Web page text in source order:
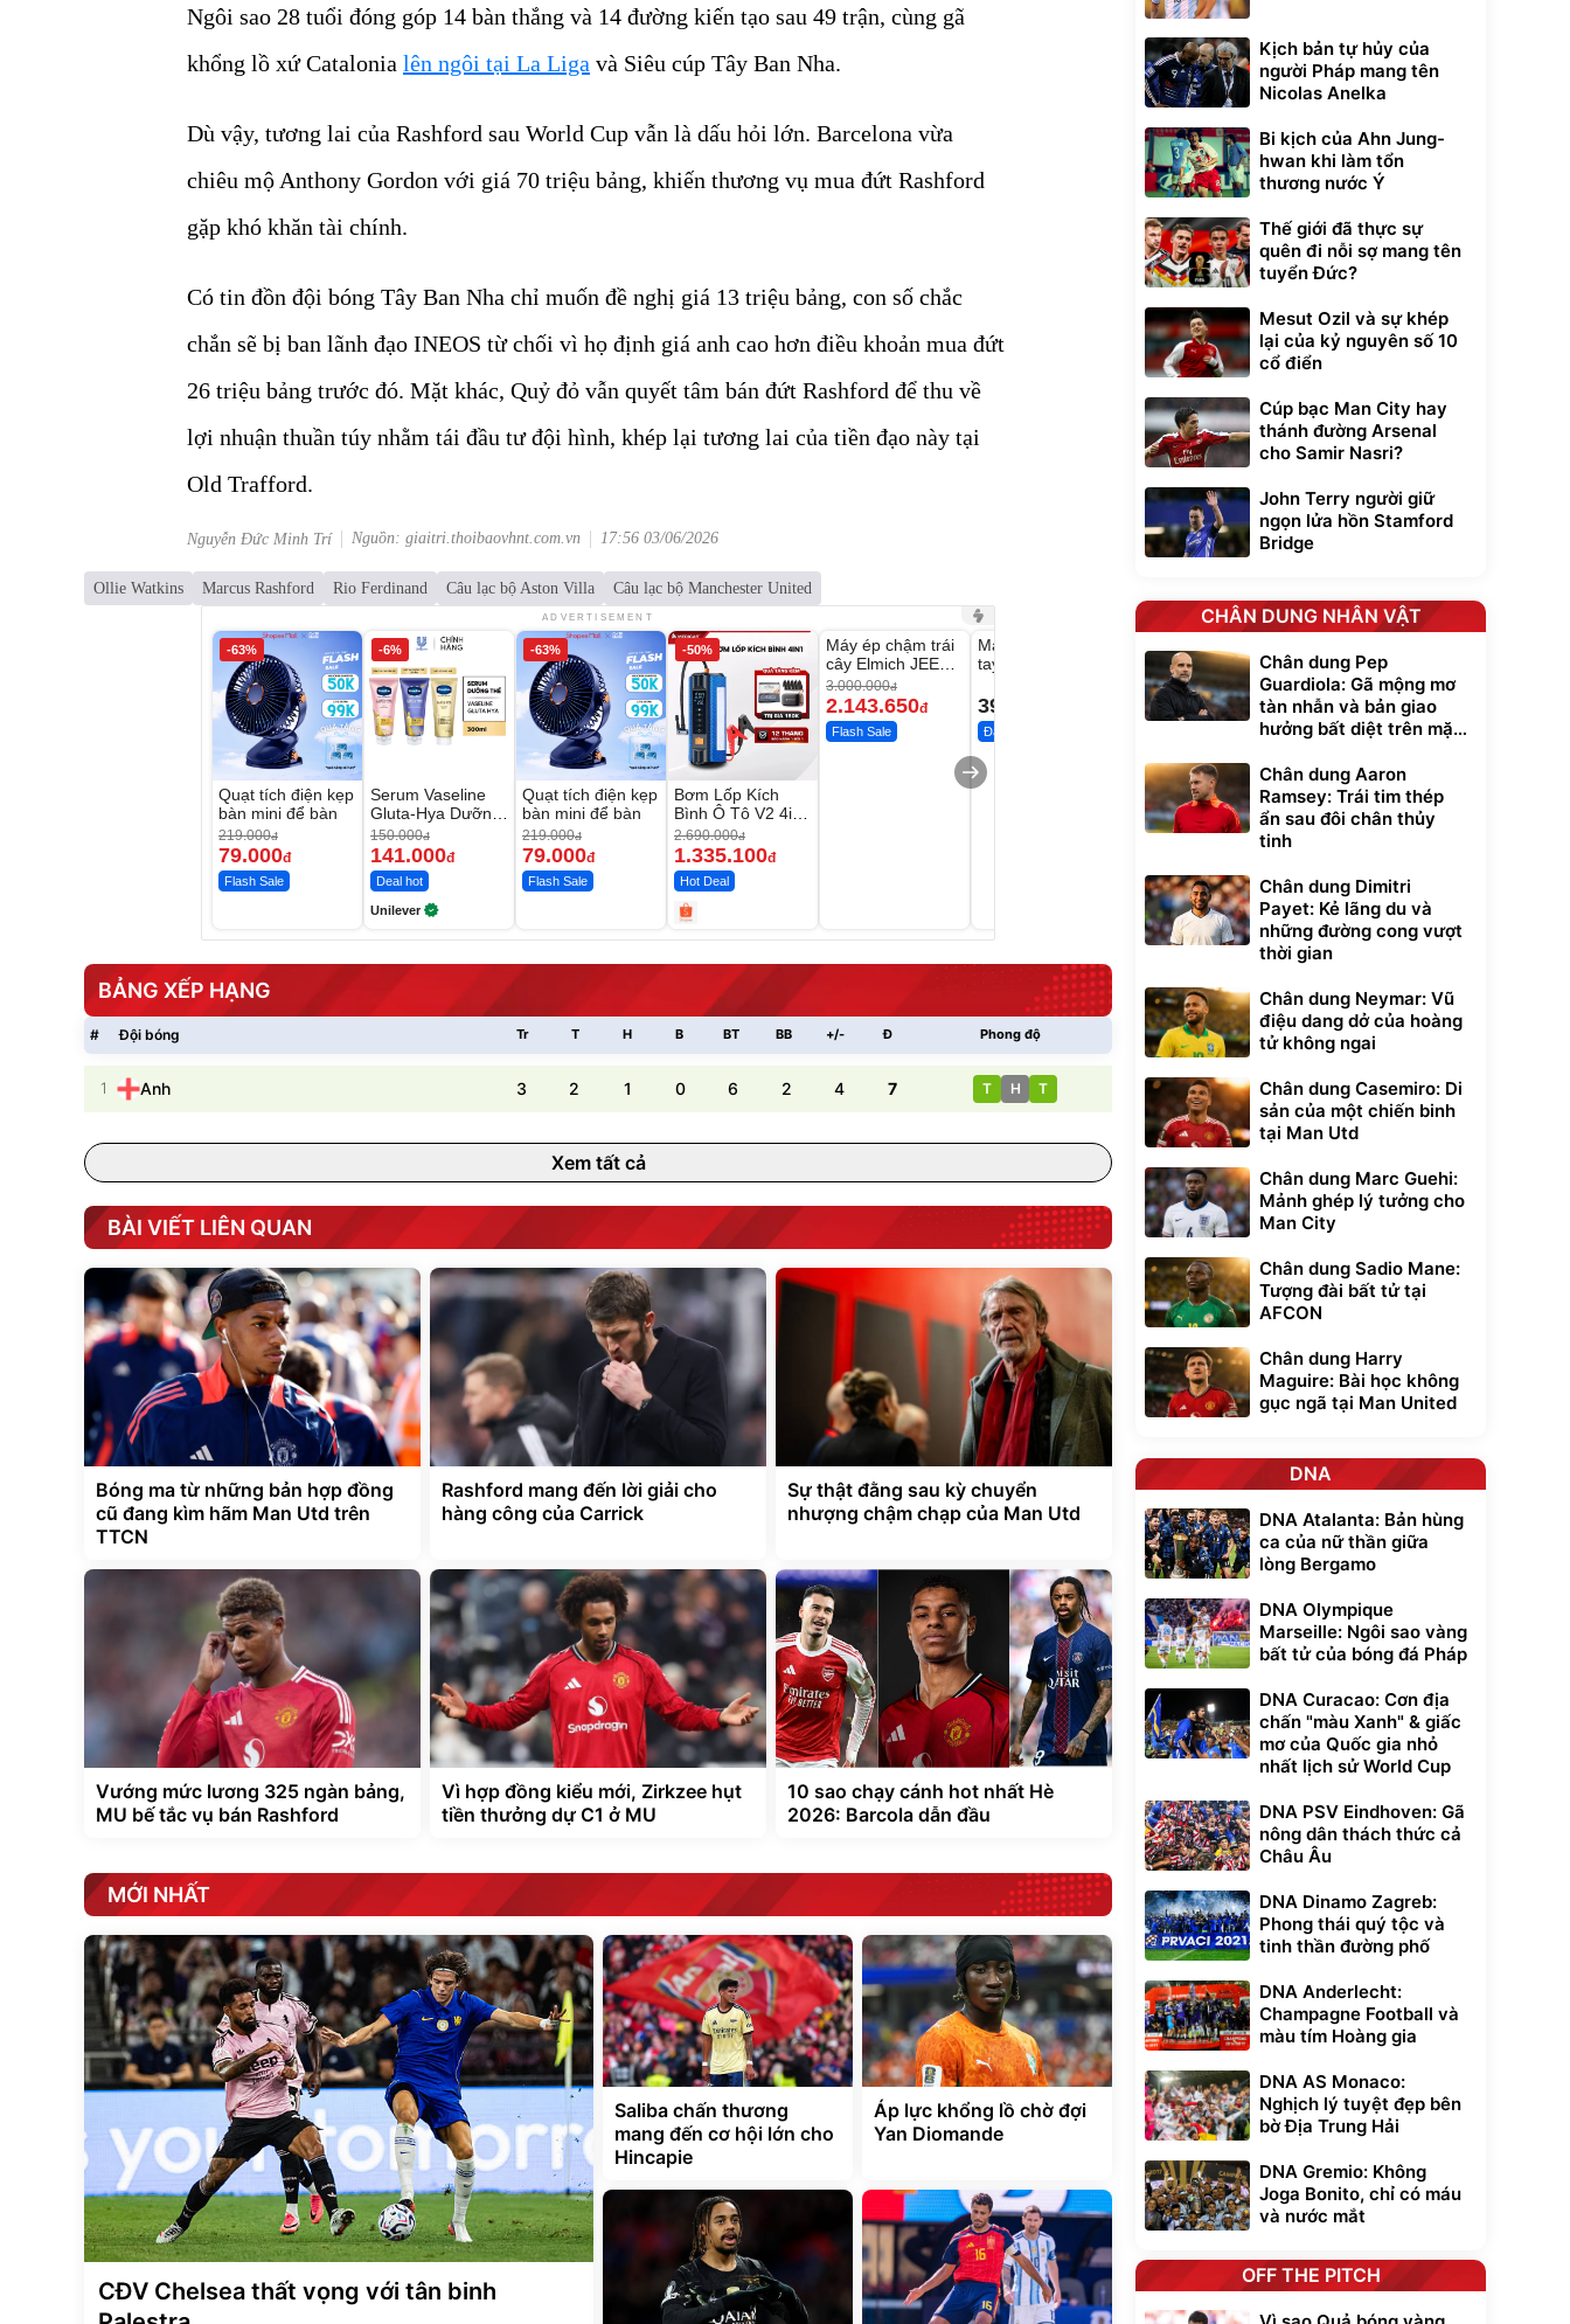
Ngôi sao 28 tuổi đóng góp 14 bàn thắng và 14 đường kiến tạo sau 49 trận, cùng gã
khổng lồ xứ Catalonia lên ngôi tại La Liga và Siêu cúp Tây Ban Nha.
Dù vậy, tương lai của Rashford sau World Cup vẫn là dấu hỏi lớn. Barcelona vừa
chiêu mộ Anthony Gordon với giá 70 triệu bảng, khiến thương vụ mua đứt Rashford
gặp khó khăn tài chính.
Có tin đồn đội bóng Tây Ban Nha chỉ muốn đề nghị giá 13 triệu bảng, con số chắc
chắn sẽ bị ban lãnh đạo INEOS từ chối vì họ định giá anh cao hơn điều khoản mua đứt
26 triệu bảng trước đó. Mặt khác, Quỷ đỏ vẫn quyết tâm bán đứt Rashford để thu về
lợi nhuận thuần túy nhằm tái đầu tư đội hình, khép lại tương lai của tiền đạo này tại
Old Trafford.
Nguyễn Đức Minh Trí Nguồn: giaitri.thoibaovhnt.com.vn 17:56 03/06/2026
Ollie Watkins Marcus Rashford Rio Ferdinand Câu lạc bộ Aston Villa Câu lạc bộ Manchester United
ADVERTISEMENT
-63%
Quạt tích điện kẹp
bàn mini để bàn
219.000đ
79.000đ
Flash Sale
-6%
Serum Vaseline
Gluta-Hya Dưỡng
Da Sáng Mịn Sau
7 Ngày
150.000đ
141.000đ
Deal hot
Unilever
-63%
Quạt tích điện kẹp
bàn mini để bàn
219.000đ
79.000đ
Flash Sale
-50%
Bơm Lốp Kích
Bình Ô Tô V2 4in1
MEDICAR –
12.000mAh
2.690.000đ
1.335.100đ
Hot Deal
-28%
Máy ép chậm trái
cây Elmich JEE
1855OL
3.000.000đ
2.143.650đ
Flash Sale
Máy rửa xe cầm
tay xịt rửa cao áp
399.000
Đã bán nhiều
Bạt phủ xe ô tô
cao cấp, tráng
nhôm 03 lớp
392.000đ
Đã bán nhiều
Xe đạp điện trợ
lực G-Force C14
gấp gọn bỏ cốp
tiện lợi
9.900.000
7.092.000
Đang xem nhiều
G-FORCE VIETNA
BẢNG XẾP HẠNG
# Đội bóng Tr T H B BT BB +/- Đ Phong độ
1 Anh 3 2 1 0 6 2 4 7 T H T
Xem tất cả
BÀI VIẾT LIÊN QUAN
Bóng ma từ những bản hợp đồng
cũ đang kìm hãm Man Utd trên
TTCN
Rashford mang đến lời giải cho
hàng công của Carrick
Sự thật đằng sau kỳ chuyển
nhượng chậm chạp của Man Utd
Vướng mức lương 325 ngàn bảng,
MU bế tắc vụ bán Rashford
Vì hợp đồng kiểu mới, Zirkzee hụt
tiền thưởng dự C1 ở MU
10 sao chạy cánh hot nhất Hè
2026: Barcola dẫn đầu
MỚI NHẤT
CĐV Chelsea thất vọng với tân binh
Saliba chấn thương
mang đến cơ hội lớn cho
Hincapie
Áp lực khổng lồ chờ đợi
Yan Diomande
Kịch bản tự hủy của
người Pháp mang tên
Nicolas Anelka
Bi kịch của Ahn Jung-
hwan khi làm tổn
thương nước Ý
Thế giới đã thực sự
quên đi nỗi sợ mang tên
tuyển Đức?
Mesut Ozil và sự khép
lại của kỷ nguyên số 10
cổ điển
Cúp bạc Man City hay
thánh đường Arsenal
cho Samir Nasri?
John Terry người giữ
ngọn lửa hồn Stamford
Bridge
CHÂN DUNG NHÂN VẬT
Chân dung Pep
Guardiola: Gã mộng mơ
tàn nhẫn và bản giao
hưởng bất diệt trên mặt
Chân dung Aaron
Ramsey: Trái tim thép
ẩn sau đôi chân thủy
tinh
Chân dung Dimitri
Payet: Kẻ lãng du và
những đường cong vượt
thời gian
Chân dung Neymar: Vũ
điệu dang dở của hoàng
tử không ngai
Chân dung Casemiro: Di
sản của một chiến binh
tại Man Utd
Chân dung Marc Guehi:
Mảnh ghép lý tưởng cho
Man City
Chân dung Sadio Mane:
Tượng đài bất tử tại
AFCON
Chân dung Harry
Maguire: Bài học không
gục ngã tại Man United
DNA
DNA Atalanta: Bản hùng
ca của nữ thần giữa
lòng Bergamo
DNA Olympique
Marseille: Ngôi sao vàng
bất tử của bóng đá Pháp
DNA Curacao: Cơn địa
chấn "màu Xanh" & giấc
mơ của Quốc gia nhỏ
nhất lịch sử World Cup
DNA PSV Eindhoven: Gã
nông dân thách thức cả
Châu Âu
DNA Dinamo Zagreb:
Phong thái quý tộc và
tinh thần đường phố
DNA Anderlecht:
Champagne Football và
màu tím Hoàng gia
DNA AS Monaco:
Nghịch lý tuyệt đẹp bên
bờ Địa Trung Hải
DNA Gremio: Không
Joga Bonito, chỉ có máu
và nước mắt
OFF THE PITCH